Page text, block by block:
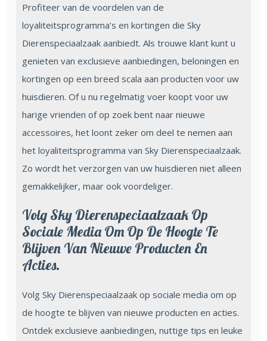
Profiteer van de voordelen van de
loyaliteitsprogramma’s en kortingen die Sky
Dierenspeciaalzaak aanbiedt. Als trouwe klant kunt u
genieten van exclusieve aanbiedingen, beloningen en
kortingen op een breed scala aan producten voor uw
huisdieren. Of u nu regelmatig voer koopt voor uw
harige vrienden of op zoek bent naar nieuwe
accessoires, het loont zeker om deel te nemen aan
het loyaliteitsprogramma van Sky Dierenspeciaalzaak.
Zo wordt het verzorgen van uw huisdieren niet alleen
gemakkelijker, maar ook voordeliger.
Volg Sky Dierenspeciaalzaak Op
Sociale Media Om Op De Hoogte Te
Blijven Van Nieuwe Producten En
Acties.
Volg Sky Dierenspeciaalzaak op sociale media om op
de hoogte te blijven van nieuwe producten en acties.
Ontdek exclusieve aanbiedingen, nuttige tips en leuke